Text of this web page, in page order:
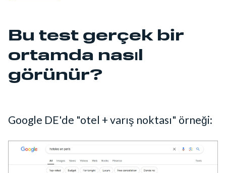
Bu test gerçek bir
ortamda nasıl
görünür?
Google DE'de "otel + varış noktası" örneği: